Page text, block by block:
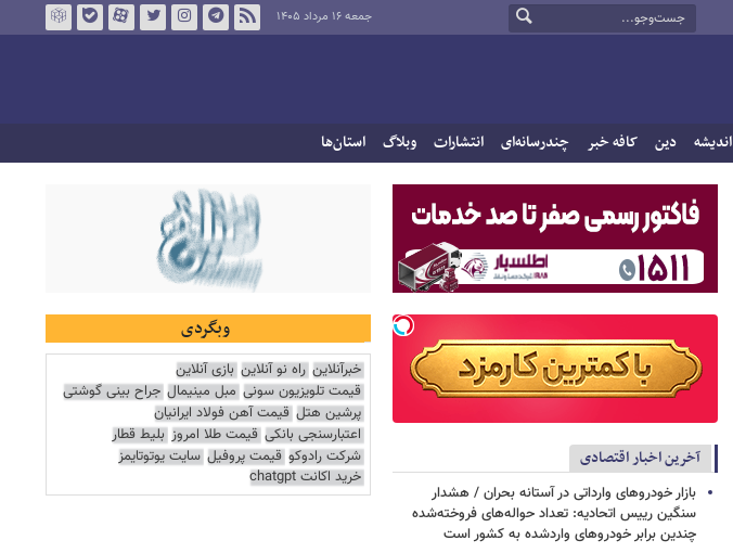
جمعه ۱۶ مرداد ۱۴۰۵
اندیشه دین کافه خبر چندرسانه‌ای انتشارات وبلاگ استان‌ها
آخرین اخبار اقتصادی
بازار خودروهای وارداتی در آستانه بحران / هشدار
سنگین رییس اتحادیه: تعداد حواله‌های فروخته‌شده
چندین برابر خودروهای واردشده به کشور است
وبگردی
خبرآنلاین راه نو آنلاین بازی آنلاین
قیمت تلویزیون سونی مبل مینیمال جراح بینی گوشتی
پرشین هتل قیمت آهن فولاد ایرانیان
اعتبارسنجی بانکی قیمت طلا امروز بلیط قطار
شرکت رادوکو قیمت پروفیل سایت یوتوتایمز
خرید اکانت chatgpt